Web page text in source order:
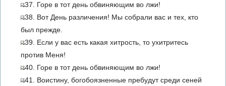
37. Горе в тот день обвиняющим во лжи!
38. Вот День различения! Мы собрали вас и тех, кто
был прежде.
39. Если у вас есть какая хитрость, то ухитритесь
против Меня!
40. Горе в тот день обвиняющим во лжи!
41. Воистину, богобоязненные пребудут среди сеней